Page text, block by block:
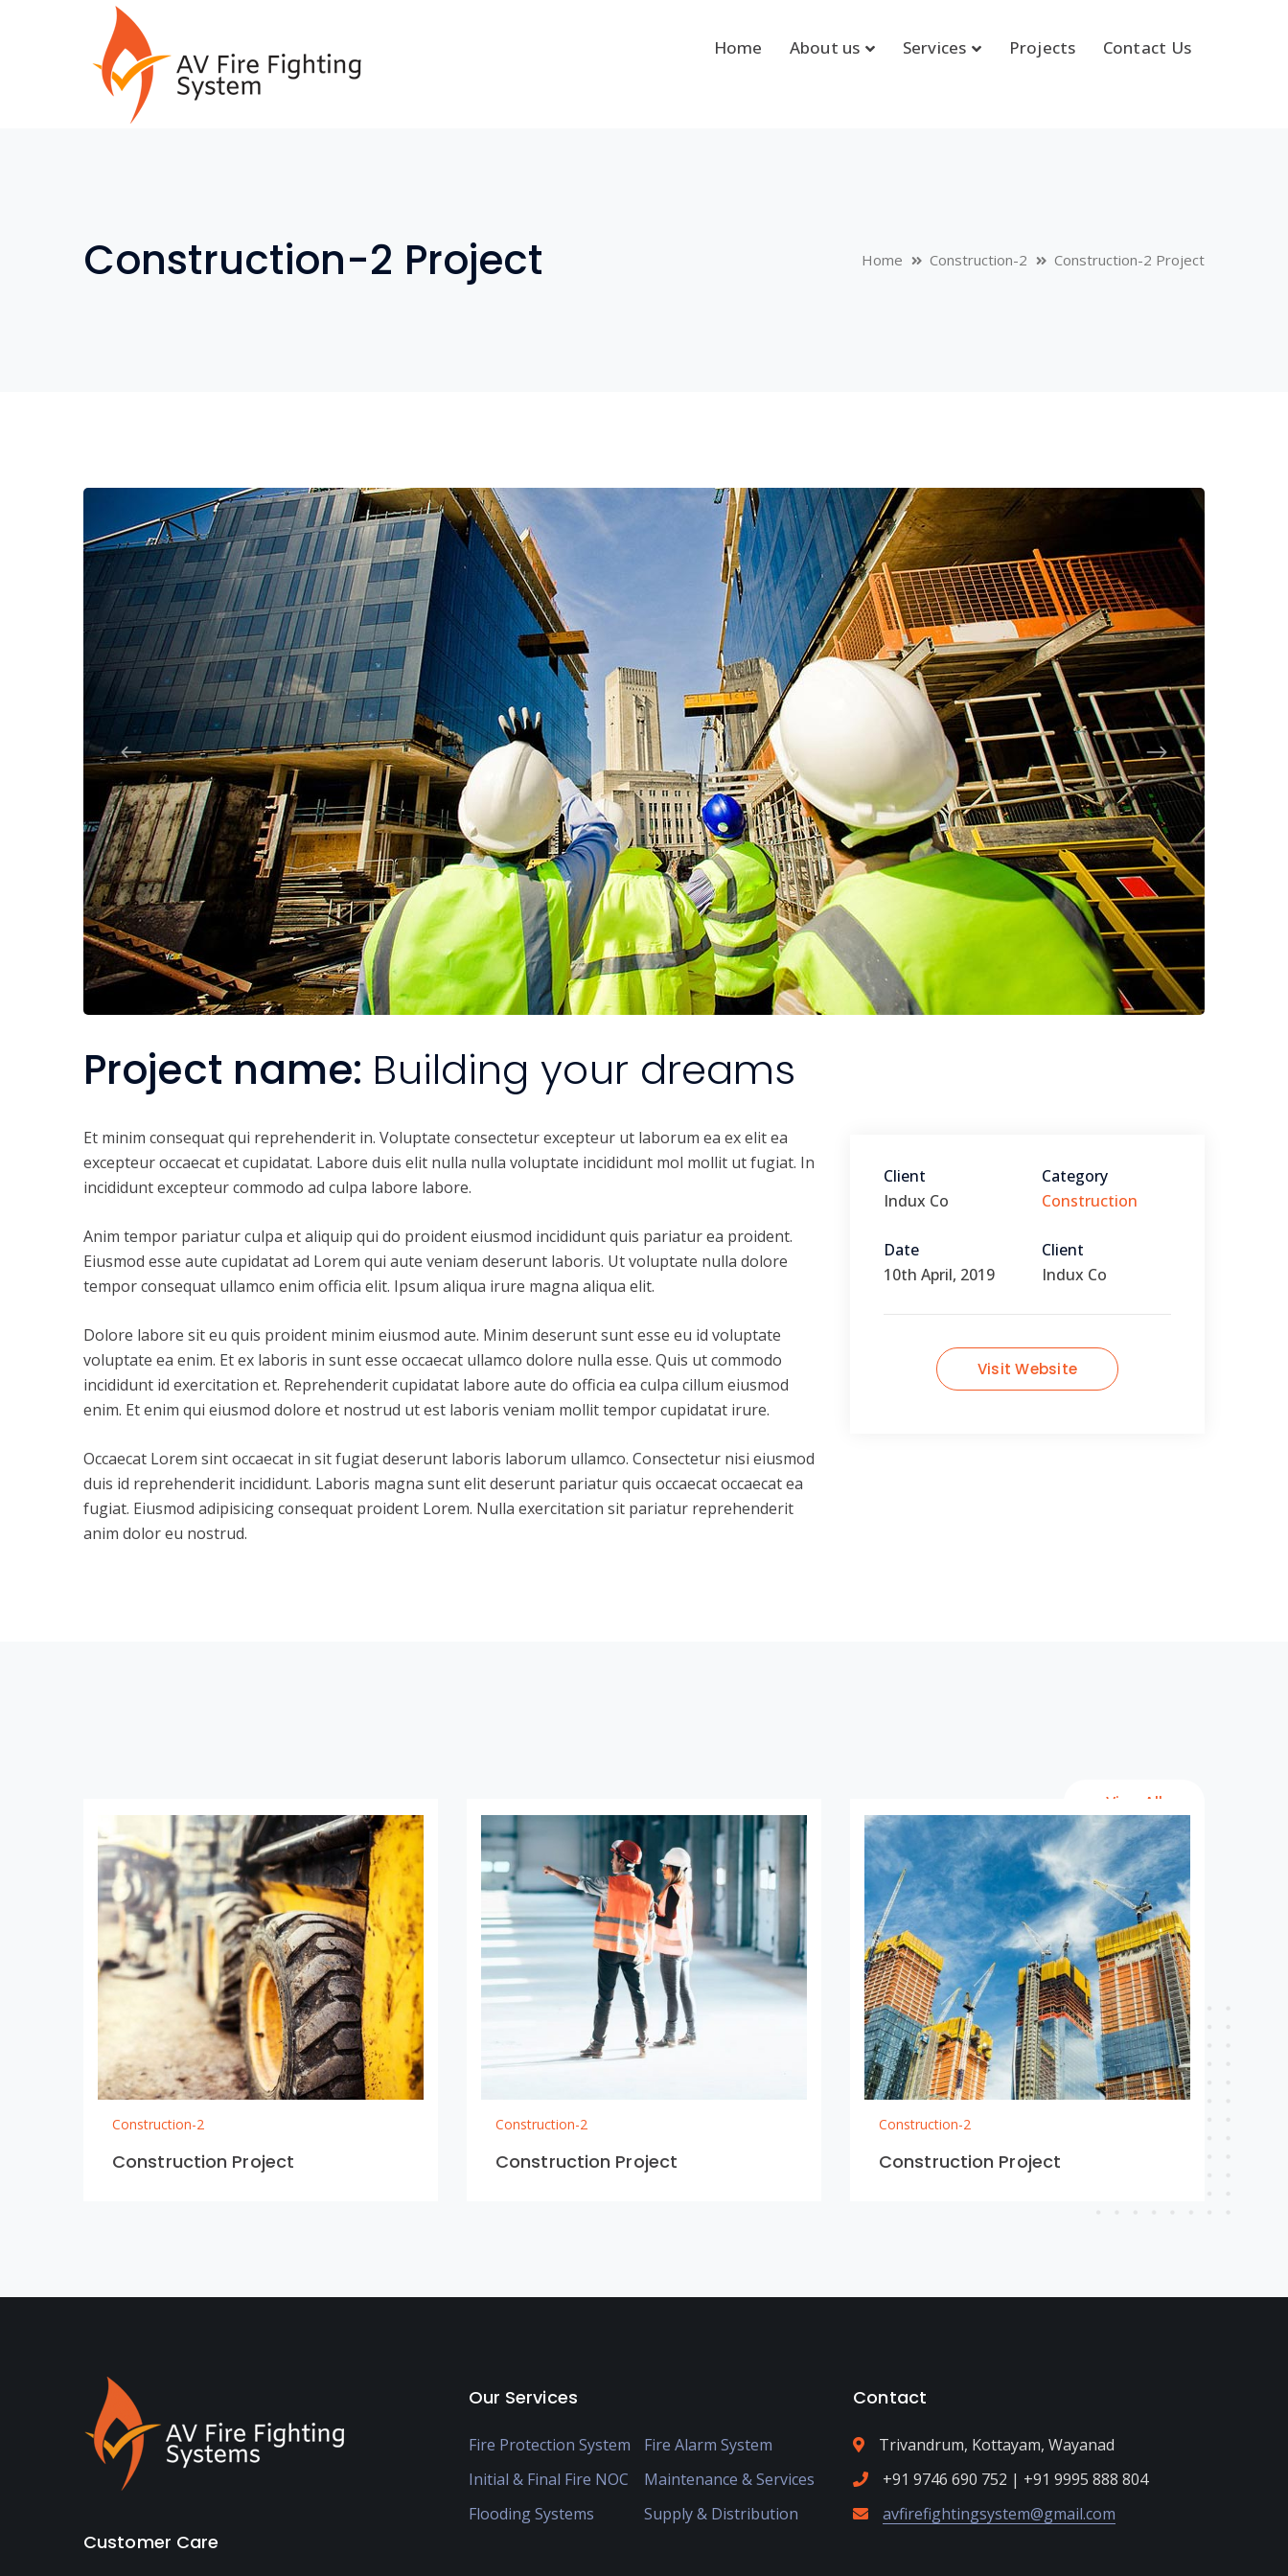
Home About us Services Projects Contact Us
Construction-2 Project Home Construction-2 Construction-2 Project
Project name: Building your dreams
Et minim consequat qui reprehenderit in. Voluptate consectetur excepteur ut laborum ea ex elit ea
excepteur occaecat et cupidatat. Labore duis elit nulla nulla voluptate incididunt mol mollit ut fugiat. In
incididunt excepteur commodo ad culpa labore labore.
Anim tempor pariatur culpa et aliquip qui do proident eiusmod incididunt quis pariatur ea proident.
Eiusmod esse aute cupidatat ad Lorem qui aute veniam deserunt laboris. Ut voluptate nulla dolore
tempor consequat ullamco enim officia elit. Ipsum aliqua irure magna aliqua elit.
Dolore labore sit eu quis proident minim eiusmod aute. Minim deserunt sunt esse eu id voluptate
voluptate ea enim. Et ex laboris in sunt esse occaecat ullamco dolore nulla esse. Quis ut commodo
incididunt id exercitation et. Reprehenderit cupidatat labore aute do officia ea culpa cillum eiusmod
enim. Et enim qui eiusmod dolore et nostrud ut est laboris veniam mollit tempor cupidatat irure.
Occaecat Lorem sint occaecat in sit fugiat deserunt laboris laborum ullamco. Consectetur nisi eiusmod
duis id reprehenderit incididunt. Laboris magna sunt elit deserunt pariatur quis occaecat occaecat ea
fugiat. Eiusmod adipisicing consequat proident Lorem. Nulla exercitation sit pariatur reprehenderit
anim dolor eu nostrud.
Client
Indux Co
Category
Construction
Date
10th April, 2019
Client
Indux Co
Visit Website
View All
Construction-2
Construction Project
Construction-2
Construction Project
Construction-2
Construction Project
Customer Care
Our Services
Fire Protection System
Fire Alarm System
Initial & Final Fire NOC
Maintenance & Services
Flooding Systems
Supply & Distribution
Contact
Trivandrum, Kottayam, Wayanad
+91 9746 690 752 | +91 9995 888 804
avfirefightingsystem@gmail.com